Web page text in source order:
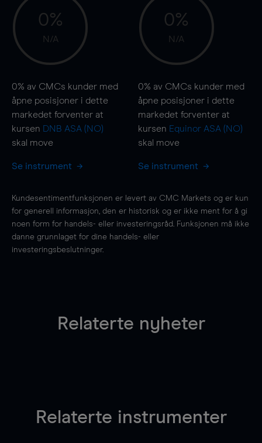
0%
N/A
0% av CMCs kunder med
åpne posisjoner i dette
markedet forventer at
kursen DNB ASA (NO)
skal move
Se instrument
0%
N/A
0% av CMCs kunder med
åpne posisjoner i dette
markedet forventer at
kursen Equinor ASA (NO)
skal move
Se instrument
Kundesentimentfunksjonen er levert av CMC Markets og er kun
for generell informasjon, den er historisk og er ikke ment for å gi
noen form for handels- eller investeringsråd. Funksjonen må ikke
danne grunnlaget for dine handels- eller
investeringsbeslutninger.
Relaterte nyheter
Relaterte instrumenter